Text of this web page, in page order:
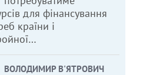
для фінансування
країни і
ВОЛОДИМИР В'ЯТРОВИЧ